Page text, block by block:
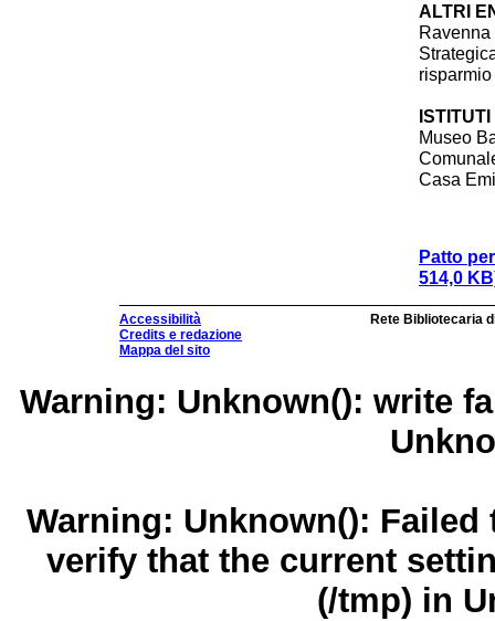
ALTRI
Ravenna
Museo
Casa
Patto
514,0
Accessibilità
Credits e redazione
Mappa del sito
Rete Bibliotecaria
Warning: Unknown(): write
Warning: Unknown():
verify that the current
(/tmp) in